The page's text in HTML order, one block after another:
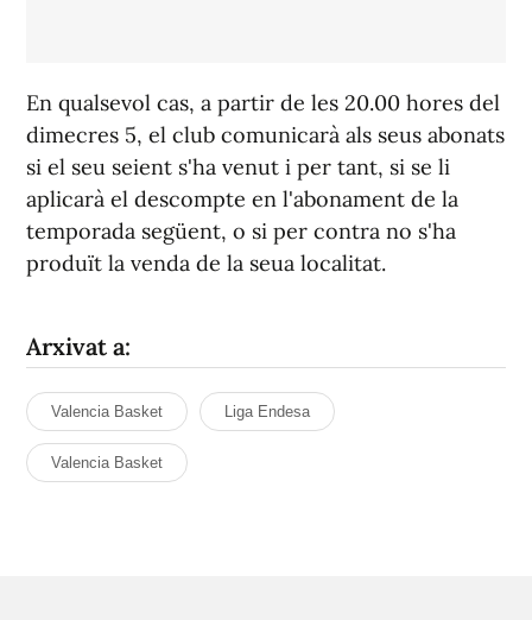
En qualsevol cas, a partir de les 20.00 hores del
dimecres 5, el club comunicarà als seus abonats
si el seu seient s'ha venut i per tant, si se li
aplicarà el descompte en l'abonament de la
temporada següent, o si per contra no s'ha
produït la venda de la seua localitat.
Arxivat a:
Valencia Basket Liga Endesa
Valencia Basket